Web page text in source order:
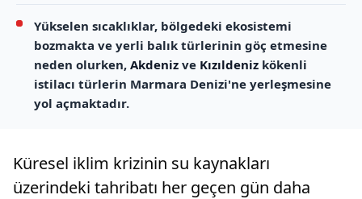
Yükselen sıcaklıklar, bölgedeki ekosistemi
bozmakta ve yerli balık türlerinin göç etmesine
neden olurken, Akdeniz ve Kızıldeniz kökenli
istilacı türlerin Marmara Denizi'ne yerleşmesine
yol açmaktadır.
Küresel iklim krizinin su kaynakları
üzerindeki tahribatı her geçen gün daha